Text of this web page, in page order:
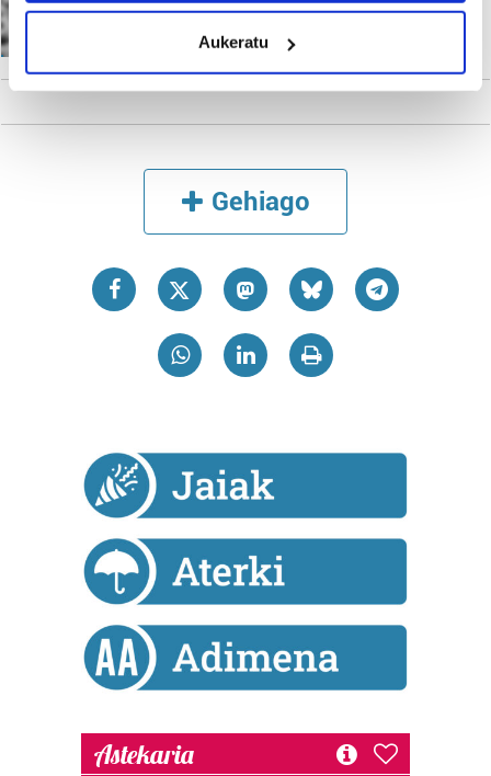
Identify your device by actively scanning it for
specific characteristics (fingerprinting)
and set your preferences in thedetails section.
prozesatzen ditugu, zure IP zenbakia, besteak beste,
teknologia erabiliz, cookieak adibidez, iragarki eta eduki
neurtzeko, jendeari buruzko informazioa biltzeko eta
produktuak garatzeko. Zure datuak nork eta zertarako
erabiltzen dituen hauta dezakezu.
duten interes legitimoa eta horren aurka nola egin
dezakezun ikusteko.
Lortu zure datu pertsonalak prozesatzeko moduari
buruzko informazio gehiago eta ezarri zure lehentasunak
datuen atalean. Edozein unetan alda edo ken dezakezu
zure baimena Cookieen adierazpenean.
Webgune honek cookie propioak eta hirugarrenen cookie-
zerbitzuak hobetzeko asmoz, cookie teknologiaz
baliatzen gara. Ohar hau onartuz gero, teknologia hori
Aukeratu
Irutxuloko Hitza
Gehiago
Astekaria